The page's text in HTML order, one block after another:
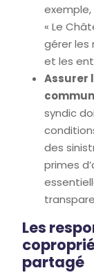
exemple,
« Le
gérer les
et les
Assurer
syndic
des
primes
Les
partagé